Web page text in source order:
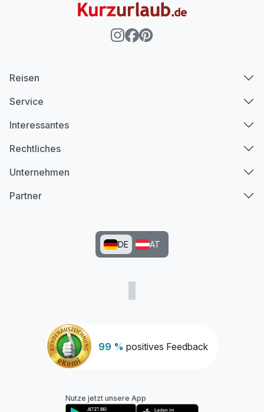
99 % positives Feedback
Reisen
Service
Interessantes
Rechtliches
Unternehmen
Partner
DE AT
Nutze jetzt unsere App